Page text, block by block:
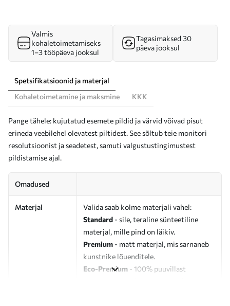
Valmis
kohaletoimetamiseks
1–3 tööpäeva jooksul
Tagasimaksed 30
päeva jooksul
Spetsifikatsioonid ja materjal
Kohaletoimetamine ja maksmine
KKK
Pange tähele: kujutatud esemete pildid ja värvid võivad pisut
erineda veebilehel olevatest piltidest. See sõltub teie monitori
resolutsioonist ja seadetest, samuti valgustustingimustest
pildistamise ajal.
Omadused
Materjal
Valida saab kolme materjali vahel:
Standard - sile, teraline sünteetiline
materjal, mille pind on läikiv.
Premium - matt materjal, mis sarnaneb
kunstnike lõuenditele.
Eco-Premium - 100% puuvillast